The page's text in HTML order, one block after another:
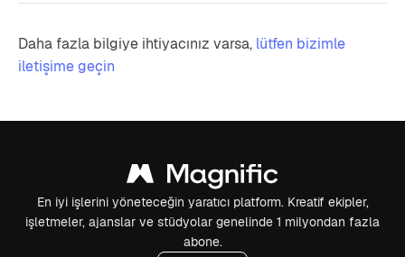
Daha fazla bilgiye ihtiyacınız varsa, lütfen bizimle
iletişime geçin
En iyi işlerini yöneteceğin yaratıcı platform. Kreatif ekipler,
işletmeler, ajanslar ve stüdyolar genelinde 1 milyondan fazla
abone.